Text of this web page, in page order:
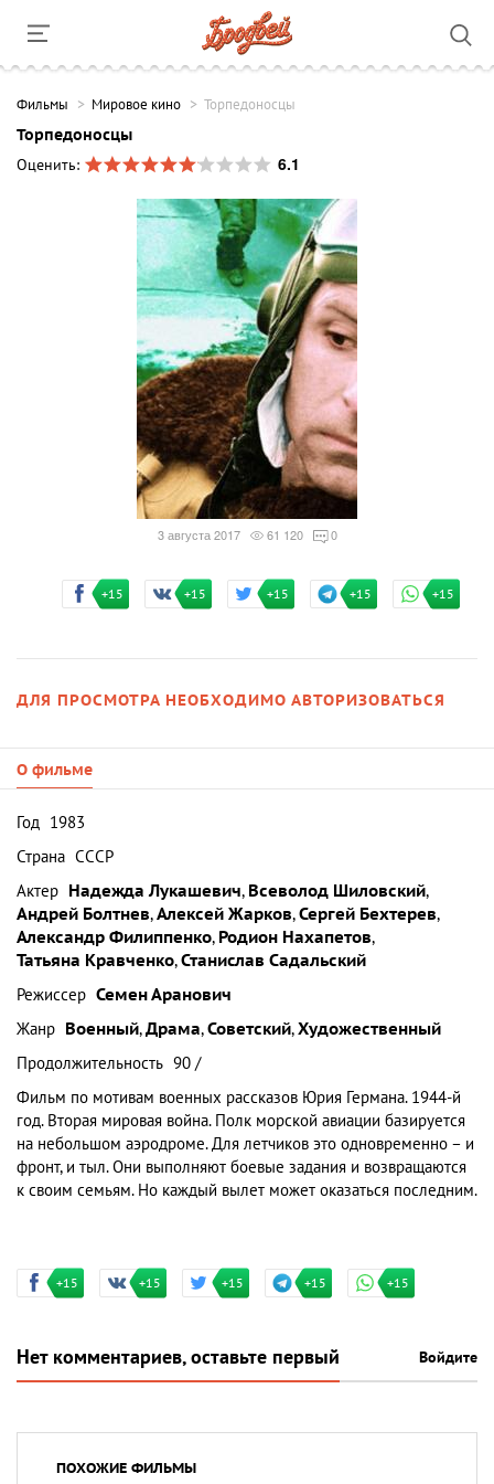
Фильмы Мировое кино Торпедоносцы
Торпедоносцы
Оценить:
6.1
3 августа 2017 61 120 0
+15 +15 +15 +15 +15
ДЛЯ ПРОСМОТРА НЕОБХОДИМО АВТОРИЗОВАТЬСЯ
О фильме
Год 1983
Страна СССР
Актер Надежда Лукашевич, Всеволод Шиловский,
Андрей Болтнев,Алексей Жарков,Сергей Бехтерев,
Александр Филиппенко, Родион Нахапетов,
Татьяна Кравченко,Станислав Садальский
Режиссер Семен Аранович
Жанр Военный,Драма,Советский,Художественный
Продолжительность 90 /
Фильм по мотивам военных рассказов Юрия Германа. 1944-й
год. Вторая мировая война. Полк морской авиации базируется
на небольшом аэродроме. Для летчиков это одновременно – и
фронт, и тыл. Они выполняют боевые задания и возвращаются
к своим семьям. Но каждый вылет может оказаться последним.
+15 +15 +15 +15 +15
Нет комментариев, оставьте первый Войдите
ПОХОЖИЕ ФИЛЬМЫ